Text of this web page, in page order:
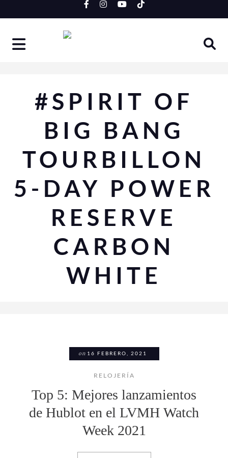
to
content
#SPIRIT OF
BIG BANG
TOURBILLON
5-DAY POWER
RESERVE
CARBON
WHITE
on 16 FEBRERO, 2021
RELOJERÍA
Top 5: Mejores lanzamientos
de Hublot en el LVMH Watch
Week 2021